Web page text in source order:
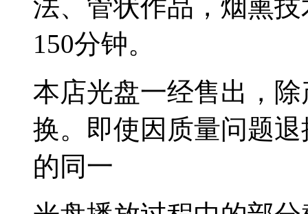
法、管状作品，烟熏
150分钟。
本店光盘一经售出，
换。即使因质量问题
的同一